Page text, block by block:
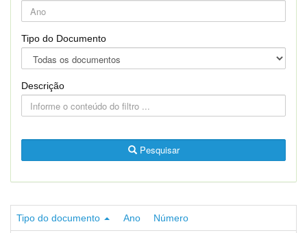
Tipo do Documento
Descrição
Pesquisar
Tipo do documento Ano Número